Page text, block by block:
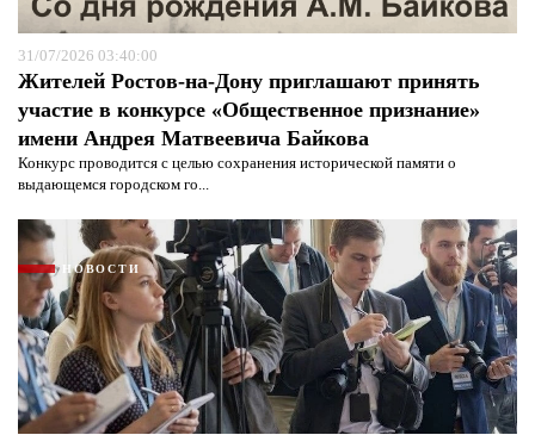
31/07/2026 03:40:00
Жителей Ростов-на-Дону приглашают принять
участие в конкурсе «Общественное признание»
имени Андрея Матвеевича Байкова
Конкурс проводится с целью сохранения исторической памяти о
выдающемся городском го...
НОВОСТИ